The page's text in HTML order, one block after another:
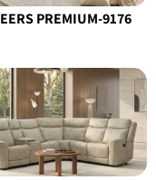
9176-CHEERS PREMIUM